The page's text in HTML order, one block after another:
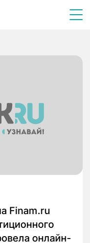
Finam.ru
онлайн-